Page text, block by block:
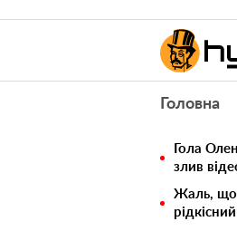
Головна
Гола
злив
Жаль, що